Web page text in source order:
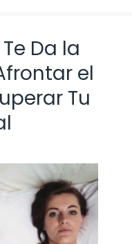
Da la
el
Tu